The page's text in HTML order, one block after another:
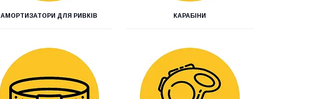
АМОРТИЗАТОРИ ДЛЯ РИВКІВ КАРАБІНИ